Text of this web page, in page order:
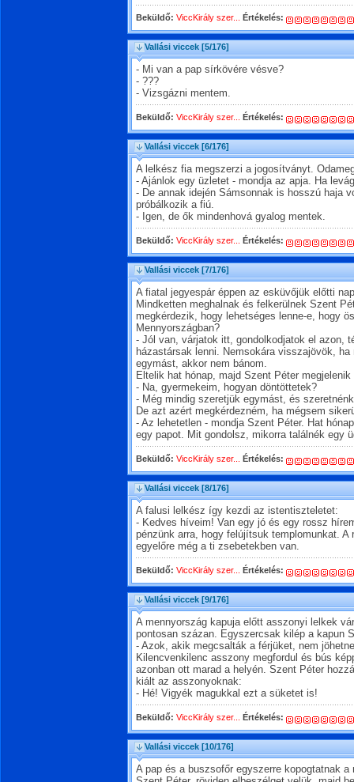
Beküldő: ViccKirály szer... Értékelés:
Vallási viccek [5/176]
- Mi van a pap sírkövére vésve?
- ???
- Vizsgázni mentem.
Beküldő: ViccKirály szer... Értékelés:
Vallási viccek [6/176]
A lelkész fia megszerzi a jogosítványt.
- Ajánlok egy üzletet - mondja az apja. Ha
- De annak idején Sámsonnak is hosszú haja
próbálkozik a fiú.
- Igen, de ők mindenhová gyalog mentek.
Beküldő: ViccKirály szer... Értékelés:
Vallási viccek [7/176]
A fiatal jegyespár éppen az esküvőjük előtti
Mindketten meghalnak és felkerülnek Szent
megkérdezik, hogy lehetséges lenne-e, hogy
Mennyországban?
- Jól van, várjatok itt, gondolkodjatok el azon,
házastársak lenni. Nemsokára visszajövök,
egymást, akkor nem bánom.
Eltelik hat hónap, majd Szent Péter
- Na, gyermekeim, hogyan döntöttetek?
- Még mindig szeretjük egymást, és
De azt azért megkérdezném, ha mégsem
- Az lehetetlen - mondja Szent Péter. Hat
egy papot. Mit gondolsz, mikorra találnék egy
Beküldő: ViccKirály szer... Értékelés:
Vallási viccek [8/176]
A falusi lelkész így kezdi az istentiszteletet:
- Kedves híveim! Van egy jó és egy rossz
pénzünk arra, hogy felújítsuk templomunkat.
egyelőre még a ti zsebetekben van.
Beküldő: ViccKirály szer... Értékelés:
Vallási viccek [9/176]
A mennyország kapuja előtt asszonyi lelkek
pontosan százan. Egyszercsak kilép a kapun
- Azok, akik megcsalták a férjüket, nem
Kilencvenkilenc asszony megfordul és bús
azonban ott marad a helyén. Szent Péter
kiált az asszonyoknak:
- Hé! Vigyék magukkal ezt a süketet is!
Beküldő: ViccKirály szer... Értékelés:
Vallási viccek [10/176]
A pap és a buszsofőr egyszerre kopogtatnak a